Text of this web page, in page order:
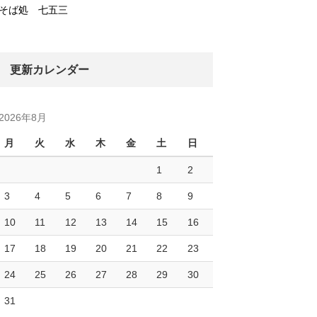
ば処 七五三
更新カレンダー
年8月
月 火 水 木 金 土 日
1 2
3 4 5 6 7 8 9
10 11 12 13 14 15 16
17 18 19 20 21 22 23
24 25 26 27 28 29 30
31